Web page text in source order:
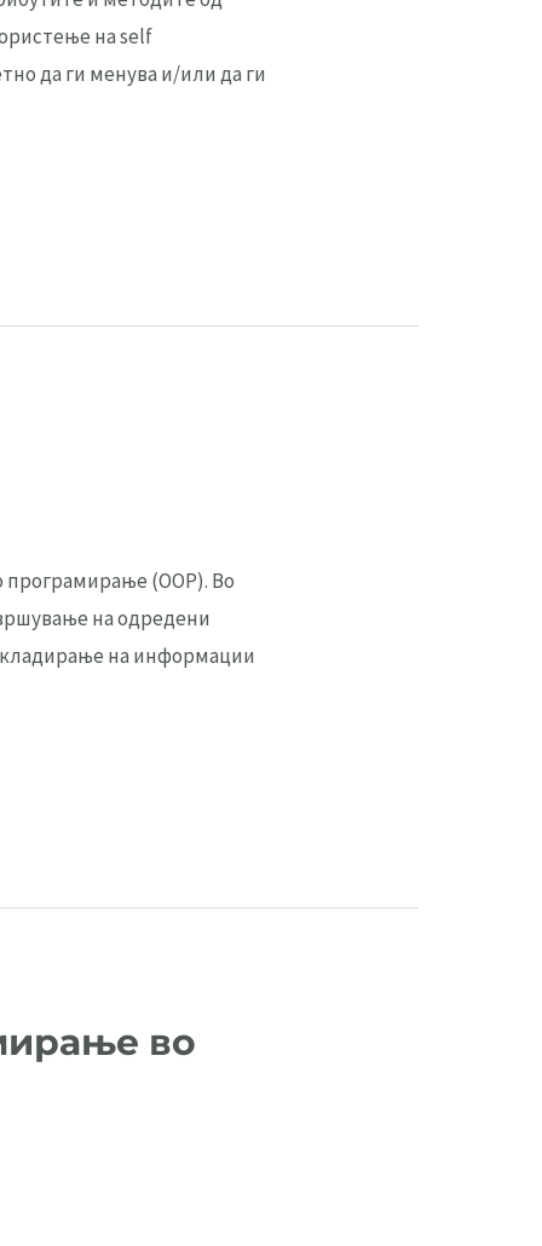
на self
да ги менува и/или да ги
(OOP). Во
на одредени
на информации
во